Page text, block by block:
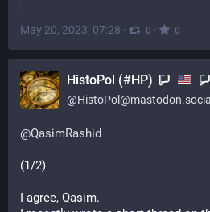
May 20, 2023, 07:28 · 0 · 0
HistoPol (#HP)
@HistoPol@mastodon.social
@QasimRashid
(1/2)
I agree, Qasim.